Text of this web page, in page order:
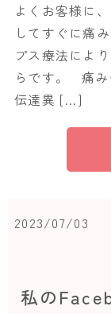
よくお客様に
してすぐに痛
プス療法によ
らです。 痛み
伝達異 […]
2023/07/03
私の